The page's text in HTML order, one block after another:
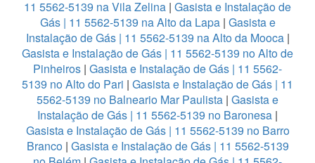
11 5562-5139 na Vila Zelina | Gasista e Instalação de
Gás | 11 5562-5139 na Alto da Lapa| Gasista e
Instalação de Gás | 11 5562-5139 na Alto da Mooca|
Gasista e Instalação de Gás | 11 5562-5139 no Alto de
Pinheiros | Gasista e Instalação de Gás | 11 5562-
5139 no Alto do Pari | Gasista e Instalação de Gás | 11
5562-5139 no Balneario Mar Paulista | Gasista e
Instalação de Gás | 11 5562-5139 no Baronesa |
Gasista e Instalação de Gás | 11 5562-5139 no Barro
Branco| Gasista e Instalação de Gás | 11 5562-5139